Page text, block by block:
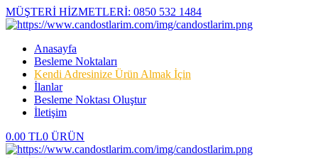
MÜŞTERİ HİZMETLERİ: 0850 532 1484
Anasayfa
Besleme Noktaları
Kendi Adresinize Ürün Almak İçin
İlanlar
Besleme Noktası Oluştur
İletişim
0.00 TL0 ÜRÜN